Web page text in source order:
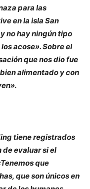
para las
en la isla San
no hay ningún tipo
acose». Sobre el
que nos dio fue
alimentado y con
tiene registrados
evaluar si el
que
que son únicos en